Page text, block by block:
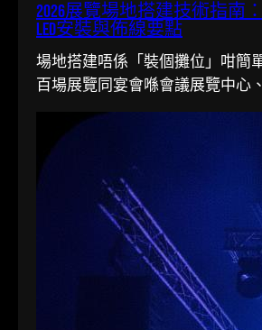
2026展覽場地搭建技術指南
LED安裝與佈線要點
場地搭建唔係「裝個攤位」咁簡
百場展覽同宴會喺會議展覽中心
館同各大酒店舉行。搭一個…